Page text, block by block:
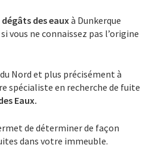
dégâts des eauxà Dunkerque
vous ne connaissez pas l’origine
Nord et plus précisément à
spécialiste en recherche de fuite
Eaux.
de déterminer de façon
dans votre immeuble.